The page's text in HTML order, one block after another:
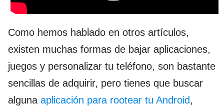
Como hemos hablado en otros artículos,
existen muchas formas de bajar aplicaciones,
juegos y personalizar tu teléfono, son bastante
sencillas de adquirir, pero tienes que buscar
alguna aplicación para rootear tu Android,